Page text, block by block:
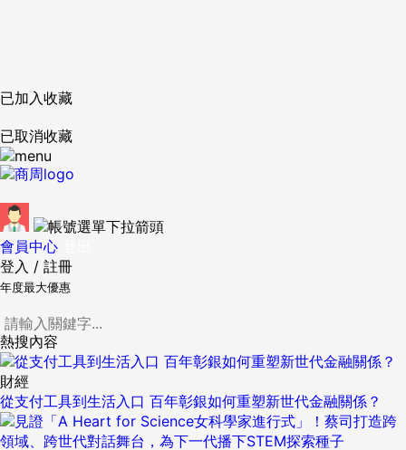
已加入收藏
已取消收藏
會員中心
登入 / 註冊
年度最大優惠
熱搜內容
財經
從支付工具到生活入口 百年彰銀如何重塑新世代金融關係？